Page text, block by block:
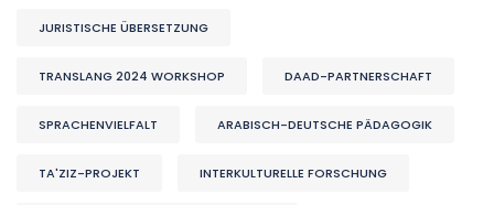
JURISTISCHE ÜBERSETZUNG
TRANSLANG 2024 WORKSHOP DAAD-PARTNERSCHAFT
SPRACHENVIELFALT ARABISCH-DEUTSCHE PÄDAGOGIK
TA'ZIZ-PROJEKT INTERKULTURELLE FORSCHUNG